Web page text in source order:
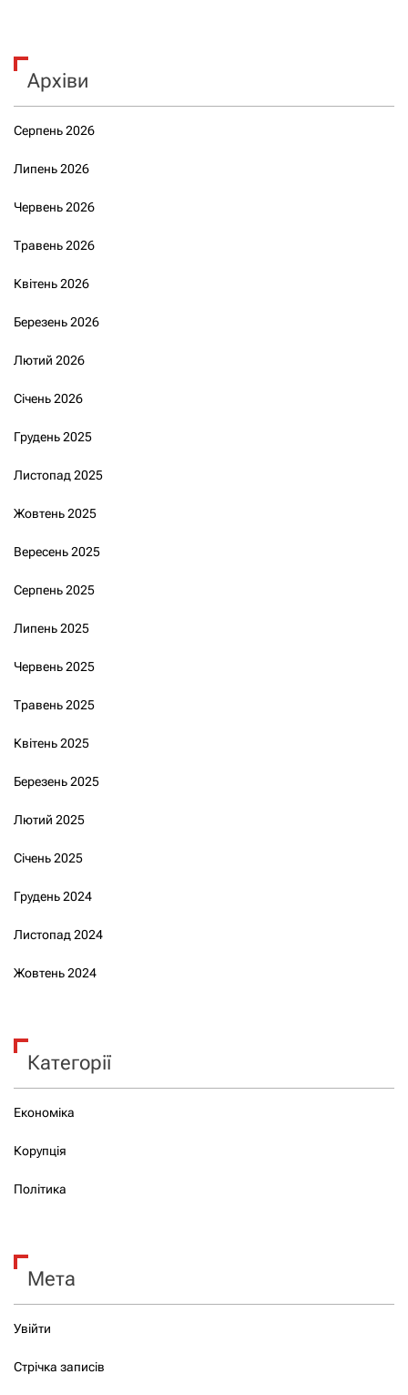
Архіви
Серпень 2026
Липень 2026
Червень 2026
Травень 2026
Квітень 2026
Березень 2026
Лютий 2026
Січень 2026
Грудень 2025
Листопад 2025
Жовтень 2025
Вересень 2025
Серпень 2025
Липень 2025
Червень 2025
Травень 2025
Квітень 2025
Березень 2025
Лютий 2025
Січень 2025
Грудень 2024
Листопад 2024
Жовтень 2024
Категорії
Економіка
Корупція
Політика
Мета
Увійти
Стрічка записів